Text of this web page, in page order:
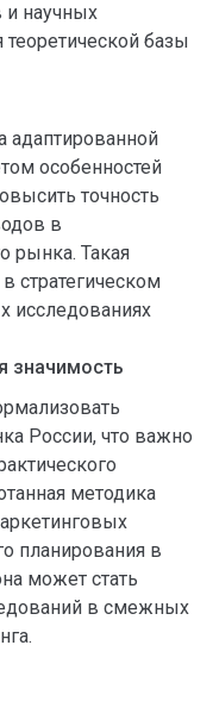
и научных
базы
адаптированной
особенностей
точность
в
рынка. Такая
стратегическом
исследованиях
значимость
России, что важно
методика
планирования в
может стать
в смежных